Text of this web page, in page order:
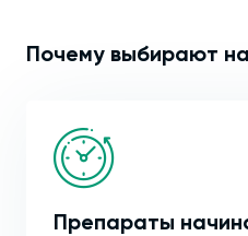
Почему выбирают
Препараты